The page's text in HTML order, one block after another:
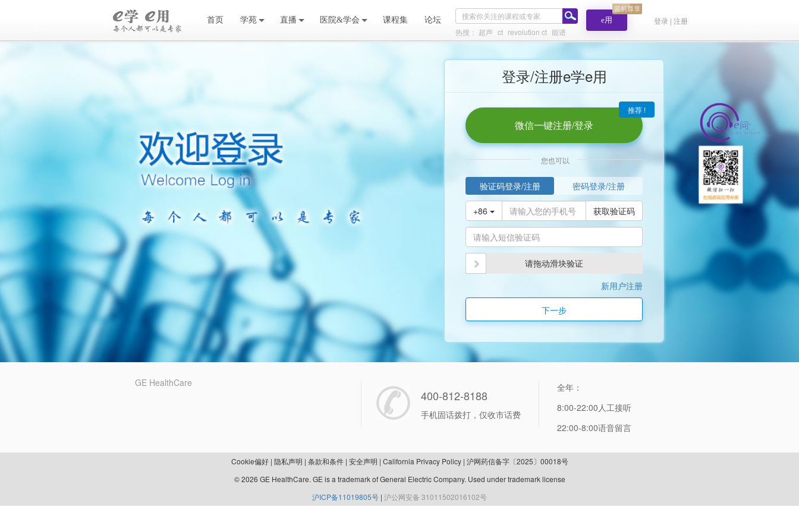
登录 | 注册
e用
热搜： 超声 ct revolution ct 能谱
首页 学苑 直播 医院&学会 课程集 论坛
登录/注册e学e用
推荐 !
微信一键注册/登录
您也可以
验证码登录/注册 密码登录/注册
+86 获取验证码
请拖动滑块验证
新用户注册
下一步
GE HealthCare
400-812-8188
手机固话拨打，仅收市话费
全年：
8:00-22:00人工接听
22:00-8:00语音留言
Cookie偏好| 隐私声明 | 条款和条件| 安全声明 | California Privacy Policy| 沪网药信备字〔2025〕00018号
© 2026 GE HealthCare. GE is a trademark of General Electric Company. Used under trademark license
沪ICP备11019805号 | 沪公网安备 31011502016102号